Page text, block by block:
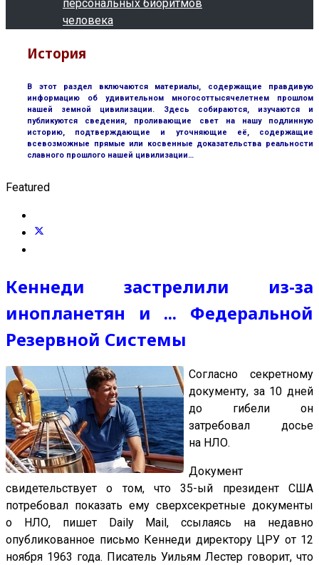
персональных биоритмов
человека
История
В этот раздел включаются материалы, содержащие правдивую
информацию об удивительном многосоттысячелетнем прошлом
нашей земной цивилизации. Здесь собираются, изучаются и
публикуются сведения, проливающие свет на нашу подлинную
историю, подтверждающие и уточняющие её, содержащие
всевозможные прямые или косвенные доказательства реальности
славного прошлого нашей цивилизации…
Featured
Кеннеди застрелили из-за
инопланетян и ... Федеральной
Резервной Системы
Согласно секретному
документу, за 10 дней
до гибели он
затребовал досье
на НЛО.
Документ
свидетельствует о том, что 35-ый президент США
потребовал показать ему сверхсекретные документы
о НЛО, пишет Daily Mail, ссылаясь на недавно
опубликованное письмо Кеннеди директору ЦРУ от 12
ноября 1963 года. Писатель Уильям Лестер говорит, что